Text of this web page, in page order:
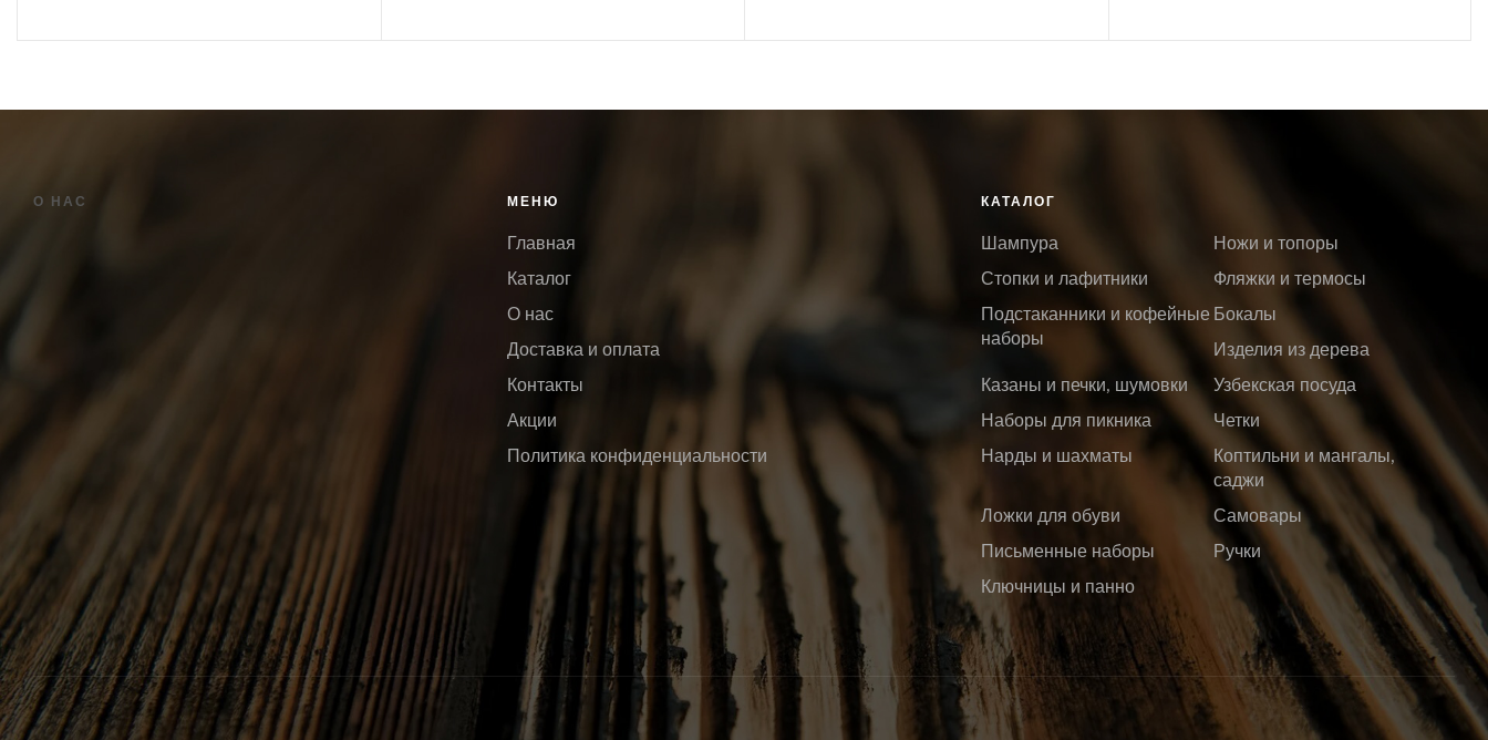
О НАС МЕНЮ
Главная
Каталог
О нас
Доставка и оплата
Контакты
Акции
Политика конфиденциальности
КАТАЛОГ
Шампура
Ножи и топоры
Стопки и лафитники
Фляжки и термосы
Подстаканники и кофейные
наборы
Бокалы
Изделия из дерева
Казаны и печки, шумовки
Узбекская посуда
Наборы для пикника
Четки
Нарды и шахматы
Коптильни и мангалы,
саджи
Ложки для обуви
Самовары
Письменные наборы
Ручки
Ключницы и панно